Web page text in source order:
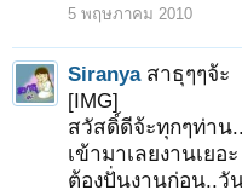
5 พฤษภาคม 2010
Siranya สาธุๆๆจ้ะ
[IMG]
สวัสดิ์ดีจ้ะทุกๆท่าน
เข้ามาเลยงานเยอะ
ต้องปั่นงานก่อน..วั